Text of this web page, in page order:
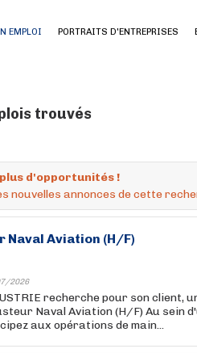
EMPLOI PORTRAITS D'ENTREPRISES
trouvés
d'opportunités !
nouvelles annonces de cette
Aviation (H/F)
2026
recherche pour son client,
Naval Aviation (H/F) Au sein
aux opérations de main...